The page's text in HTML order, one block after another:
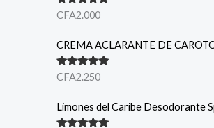
Note5.00
CFA2.000
CREMA ACLARANTE DE
Note5.00
CFA2.250
Limones del Caribe Desodorante